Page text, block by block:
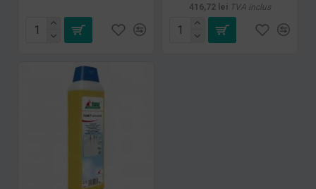
416,72 lei TVA inclus